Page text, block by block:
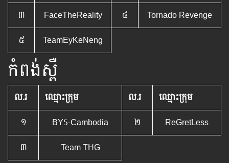
៣
FaceTheReality ៤
Tornado Revenge
៥
TeamEyKeNeng
កំពង់ស្ពឺ
ល.រ ឈ្មោះក្រុម ល.រ
ឈ្មោះក្រុម
១
BY5-Cambodia ២
ReGretLess
៣
Team THG